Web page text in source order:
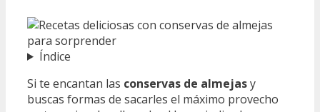
Índice
Si te encantan las conservas de almejasy
buscas formas de sacarles el máximo provecho